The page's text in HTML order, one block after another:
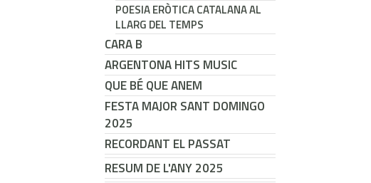
POESIA ERÒTICA CATALANA AL
LLARG DEL TEMPS
CARA B
ARGENTONA HITS MUSIC
QUE BÉ QUE ANEM
FESTA MAJOR SANT DOMINGO
2025
RECORDANT EL PASSAT
RESUM DE L'ANY 2025